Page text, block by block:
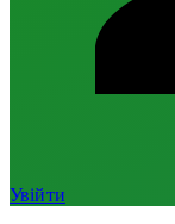
Увійти